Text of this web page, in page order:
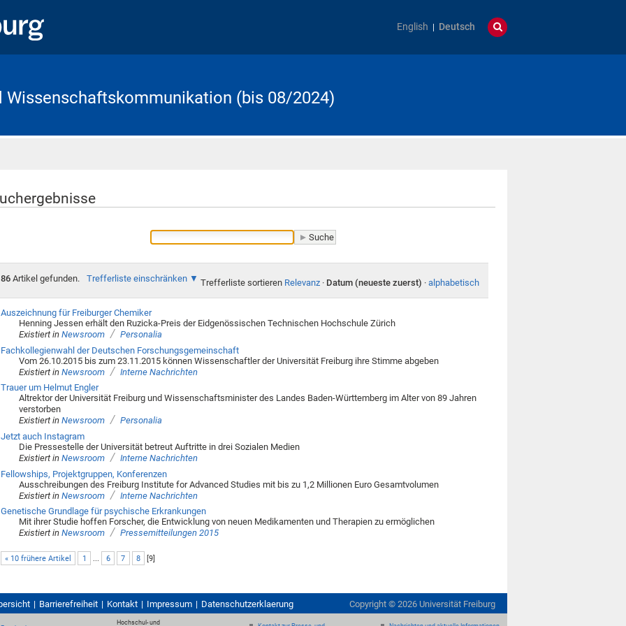
English Deutsch
Wissenschaftskommunikation (bis 08/2024)
86Artikel gefunden. Trefferliste einschränken Trefferliste sortieren Relevanz · Datum (neueste zuerst) · alphabetisch
Auszeichnung für Freiburger Chemiker
Henning Jessen erhält den Ruzicka-Preis der Eidgenössischen Technischen Hochschule Zürich
Existiert in Newsroom / Personalia
Fachkollegienwahl der Deutschen Forschungsgemeinschaft
Vom 26.10.2015 bis zum 23.11.2015 können Wissenschaftler der Universität Freiburg ihre Stimme abgeben
Existiert in Newsroom / Interne Nachrichten
Trauer um Helmut Engler
Altrektor der Universität Freiburg und Wissenschaftsminister des Landes Baden-Württemberg im Alter von 89 Jahren
verstorben
Existiert in Newsroom / Personalia
Jetzt auch Instagram
Die Pressestelle der Universität betreut Auftritte in drei Sozialen Medien
Existiert in Newsroom / Interne Nachrichten
Fellowships, Projektgruppen, Konferenzen
Ausschreibungen des Freiburg Institute for Advanced Studies mit bis zu 1,2 Millionen Euro Gesamtvolumen
Existiert in Newsroom / Interne Nachrichten
Genetische Grundlage für psychische Erkrankungen
Mit ihrer Studie hoffen Forscher, die Entwicklung von neuen Medikamenten und Therapien zu ermöglichen
Existiert in Newsroom / Pressemitteilungen 2015
« 10 frühere Artikel 1 6 7 8 [9]
Barrierefreiheit Kontakt Impressum Datenschutzerklaerung Copyright © 2026 Universität Freiburg
Hochschul- und